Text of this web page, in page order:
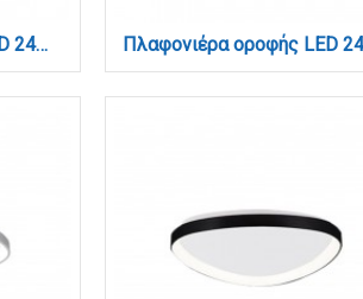
Πλαφονιέρα οροφής LED 24W 3CCT από ασημί ματ ακρυλικό D:40cm (42159-Β-Ασημί Ματ)